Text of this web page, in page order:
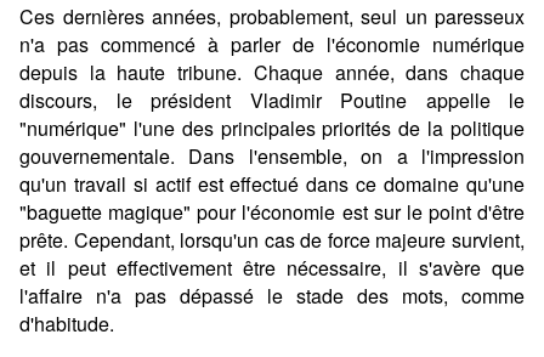
Ces dernières années, probablement, seul un paresseux
n'a pas commencé à parler de l'économie numérique
depuis la haute tribune. Chaque année, dans chaque
discours, le président Vladimir Poutine appelle le
"numérique" l'une des principales priorités de la politique
gouvernementale. Dans l'ensemble, on a l'impression
qu'un travail si actif est effectué dans ce domaine qu'une
"baguette magique" pour l'économie est sur le point d'être
prête. Cependant, lorsqu'un cas de force majeure survient,
et il peut effectivement être nécessaire, il s'avère que
l'affaire n'a pas dépassé le stade des mots, comme
d'habitude.